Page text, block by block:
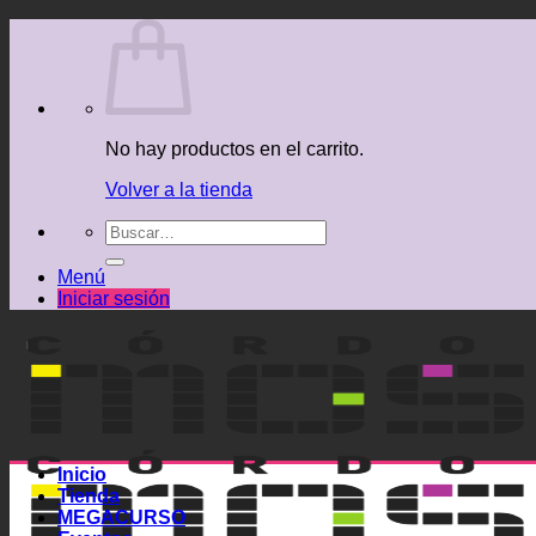
No hay productos en el carrito.
Volver a la tienda
Buscar
por:
Menú
Iniciar sesión
Inicio
Tienda
MEGACURSO